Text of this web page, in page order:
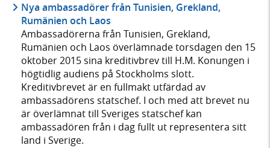
Nya ambassadörer från Tunisien, Grekland,
Rumänien och Laos
Ambassadörerna från Tunisien, Grekland,
Rumänien och Laos överlämnade torsdagen den 15
oktober 2015 sina kreditivbrev till H.M. Konungen i
högtidlig audiens på Stockholms slott.
Kreditivbrevet är en fullmakt utfärdad av
ambassadörens statschef. I och med att brevet nu
är överlämnat till Sveriges statschef kan
ambassadören från i dag fullt ut representera sitt
land i Sverige.